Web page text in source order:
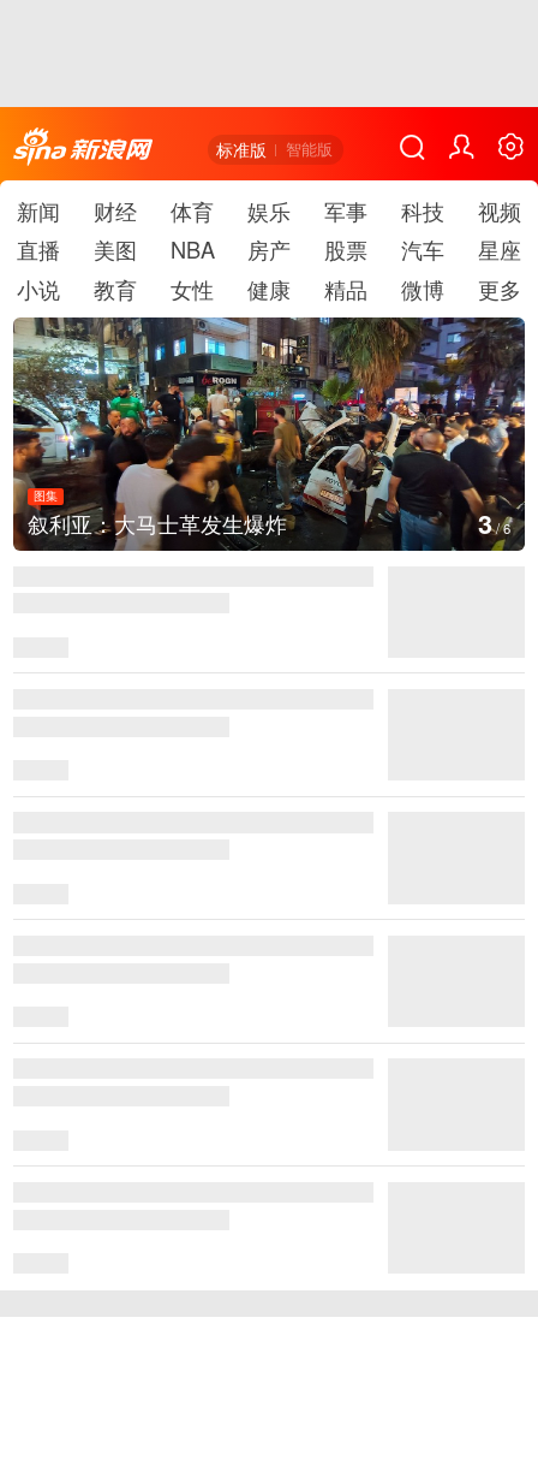
标准版 智能版
新闻 财经 体育 娱乐 军事 科技
视频
直播
美图 NBA 房产 股票 汽车
星座
小说
教育 女性 健康 精品 微博 更多
图集
叙利亚：大马士革发生爆炸 4/6